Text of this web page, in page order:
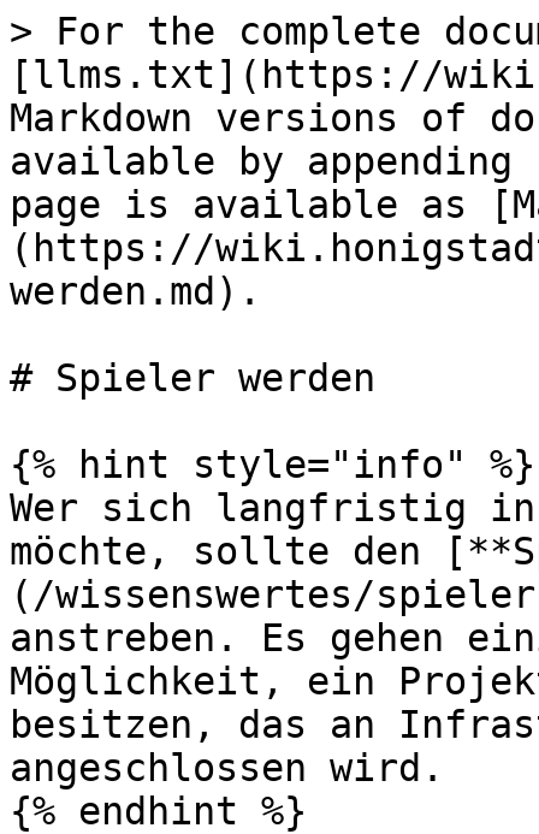
> For the complete
[llms.txt](https://
Markdown versions of
available by
page is available as
(https://
werden.md).
# Spieler werden
{% hint style="info" %}
Wer sich langfristig
möchte, sollte den
(/wissenswertes/
anstreben. Es gehen
Möglichkeit, ein
besitzen, das an
angeschlossen wird.
{% endhint %}